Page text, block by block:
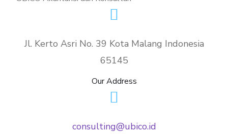
Jl. Kerto Asri No. 39 Kota Malang Indonesia
65145
Our Address
consulting@ubico.id